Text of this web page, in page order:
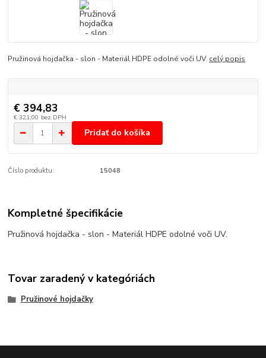
Pružinová hojdačka - slon - Materiál HDPE odolné voči UV. celý popis
€ 394,83
€ 321,00 bez DPH
Pridať do košíka
Číslo produktu: 15048
Kompletné špecifikácie
Pružinová hojdačka - slon - Materiál HDPE odolné voči UV.
Tovar zaradený v kategóriách
Pružinové hojdačky